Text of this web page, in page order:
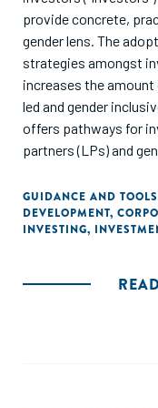
provide concrete,
gender lens. The
strategies amongst
increases the
led and gender
offers pathways for
partners (LPs) and
firms that are
enterprises (SMEs).
Guide useful are
institutions (DFI) that
GUIDANCE AND TOOLS
DEVELOPMENT,
INVESTING,